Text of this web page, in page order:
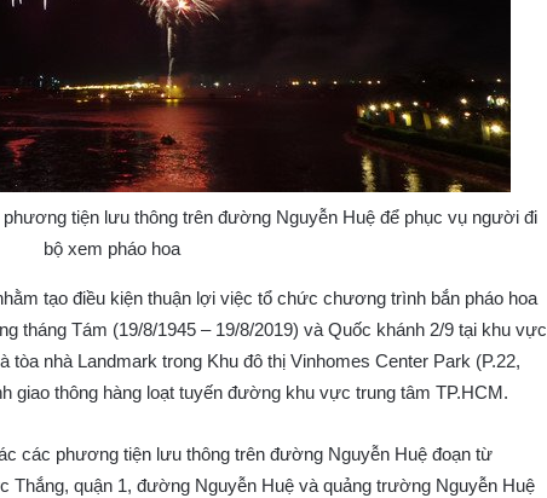
tiện lưu thông trên đường Nguyễn Huệ để phục vụ người đi
bộ xem pháo hoa
tạo điều kiện thuận lợi việc tổ chức chương trình bắn pháo hoa
tháng Tám (19/8/1945 – 19/8/2019) và Quốc khánh 2/9 tại khu vực
nhà Landmark trong Khu đô thị Vinhomes Center Park (P.22,
giao thông hàng loạt tuyến đường khu vực trung tâm TP.HCM.
các phương tiện lưu thông trên đường Nguyễn Huệ đoạn từ
quận 1, đường Nguyễn Huệ và quảng trường Nguyễn Huệ